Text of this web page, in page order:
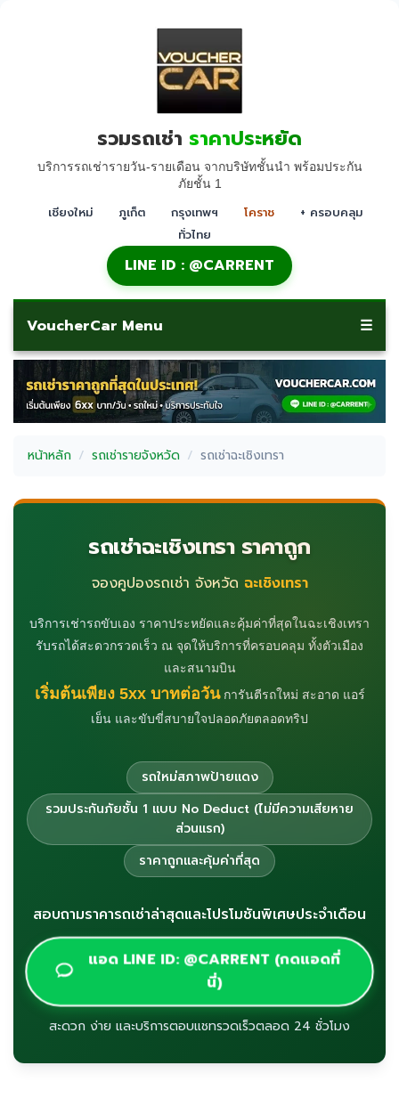
รวมรถเช่า ราคาประหยัด
บริการรถเช่ารายวัน-รายเดือน จากบริษัทชั้นนำ พร้อมประกัน
ภัยชั้น 1
เชียงใหม่ ภูเก็ต กรุงเทพฯ โคราช
+ ครอบคลุม
ทั่วไทย
LINE ID : @CARRENT
VoucherCar Menu ☰
หน้าหลัก รถเช่ารายจังหวัด รถเช่าฉะเชิงเทรา
รถเช่าฉะเชิงเทรา ราคาถูก
จองคูปองรถเช่า จังหวัด ฉะเชิงเทรา
บริการเช่ารถขับเอง ราคาประหยัดและคุ้มค่าที่สุดในฉะเชิงเทรา
รับรถได้สะดวกรวดเร็ว ณ จุดให้บริการที่ครอบคลุม ทั้งตัวเมือง
และสนามบิน
เริ่มต้นเพียง 5xx บาทต่อวันการันตีรถใหม่ สะอาด แอร์
เย็น และขับขี่สบายใจปลอดภัยตลอดทริป
รถใหม่สภาพป้ายแดง
รวมประกันภัยชั้น 1 แบบ No Deduct (ไม่มีความเสียหาย
ส่วนแรก)
ราคาถูกและคุ้มค่าที่สุด
สอบถามราคารถเช่าล่าสุดและโปรโมชันพิเศษประจำเดือน
แอด LINE ID: @CARRENT (กดแอดที่
นี่)
สะดวก ง่าย และบริการตอบแชทรวดเร็วตลอด 24 ชั่วโมง